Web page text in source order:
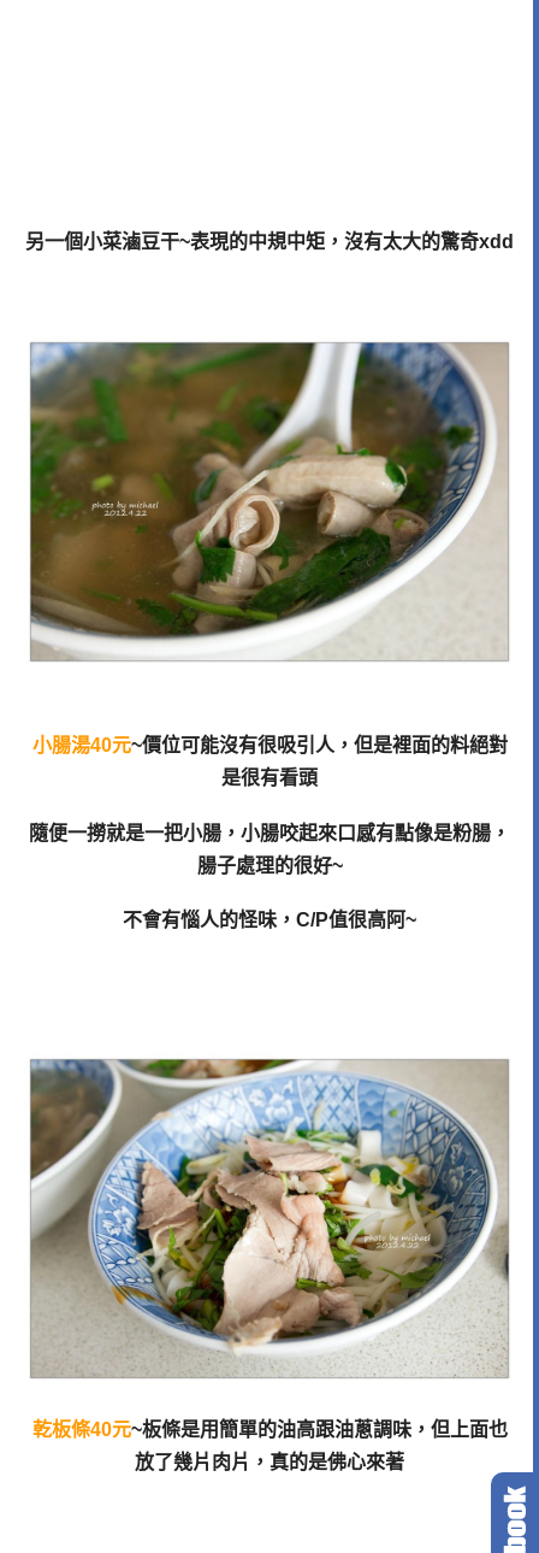
另一個小菜滷豆干~表現的中規中矩，沒有太大的驚奇xdd
小腸湯40元~價位可能沒有很吸引人，但是裡面的料絕對
是很有看頭
隨便一撈就是一把小腸，小腸咬起來口感有點像是粉腸，
腸子處理的很好~
不會有惱人的怪味，C/P值很高阿~
乾板條40元~板條是用簡單的油高跟油蔥調味，但上面也
放了幾片肉片，真的是佛心來著